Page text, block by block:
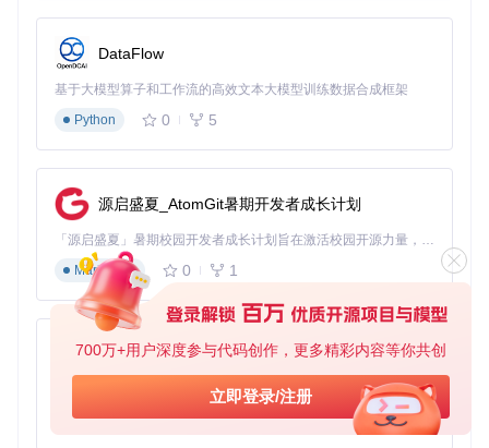
700万+用户深度参与代码创作，更多精彩内容等你共创
立即登录/注册
# macOS
brew install git rust sqlite
sudo
1. 获取项目代码
git clone
2. 编译安装claudia-statusline
3. 初始化配置
DataFlow
基于大模型算子和工作流的高效文本大模型训练数据合成框架
Python
0 5
源启盛夏_AtomGit暑期开发者成长计划
「源启盛夏」暑期校园开发者成长计划旨在激活校园开源力量，通过积分激励、认证扶持、资源倾斜等形式，引导高校组织和开发者完成「入驻 — 建项目 — 做贡献 — 获认证 — 得资源」的完整闭环。无论你是想带领社团入驻平台的组织者，还是希望用代码贡献证明自己的开发者，都能在这里找到属于你的成长路径。
Markdown
0 1
py-xiaozhi
基于Python的Xiaozhi AI，适用于想要完整Xiaozhi体验而无需拥有专用硬件的用户。
Python
0 1